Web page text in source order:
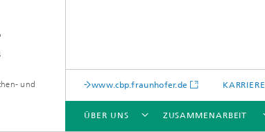
und
www.cbp.fraunhofer.de KARRIERE
ÜBER UNS ZUSAMMENARBEIT